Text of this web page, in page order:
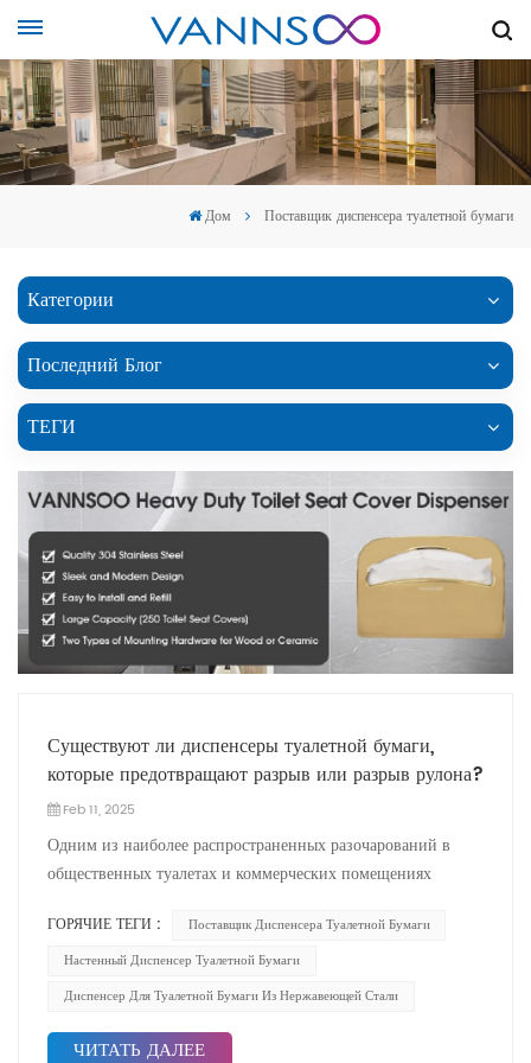
Дом Поставщик диспенсера туалетной бумаги
Категории
Последний Блог
ТЕГИ
Существуют ли диспенсеры туалетной бумаги,
которые предотвращают разрыв или разрыв рулона?
Feb 11, 2025
Одним из наиболее распространенных разочарований в
общественных туалетах и коммерческих помещениях
или слишком легко разрывается. Эта проблема может
привести к отходам, неудобствам и плохому опыту
пользователя. Как профессиональный производитель
проектирования дозаторов, которые не только обеспечивают
ГОРЯЧИЕ ТЕГИ :
Поставщик Диспенсера Туалетной Бумаги
Настенный Диспенсер Туалетной Бумаги
Диспенсер Для Туалетной Бумаги Из Нержавеющей Стали
ЧИТАТЬ ДАЛЕЕ